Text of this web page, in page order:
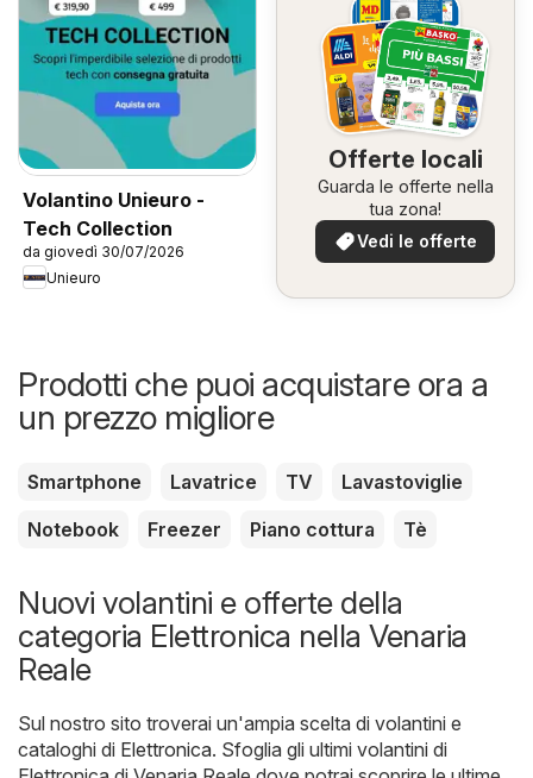
Volantino Unieuro -
Tech Collection
da giovedì 30/07/2026
Unieuro
Offerte locali
Guarda le offerte nella
tua zona!
Vedi le offerte
Prodotti che puoi acquistare ora a
un prezzo migliore
Smartphone Lavatrice TV
Lavastoviglie
Notebook
Freezer Piano cottura Tè
Nuovi volantini e offerte della
categoria Elettronica nella Venaria
Reale
Sul nostro sito troverai un'ampia scelta di volantini e
cataloghi di Elettronica. Sfoglia gli ultimi volantini di